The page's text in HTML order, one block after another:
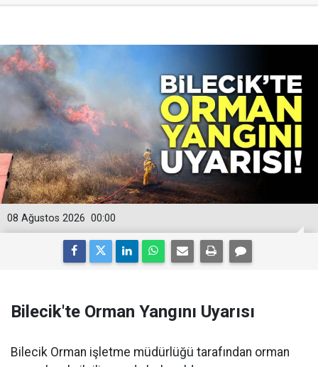
00:00
08 Ağustos 2026
Bilecik'te Orman Yangını Uyarısı
Bilecik Orman işletme müdürlüğü tarafından orman